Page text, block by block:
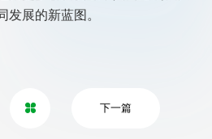
发展的新蓝图。
 下一篇